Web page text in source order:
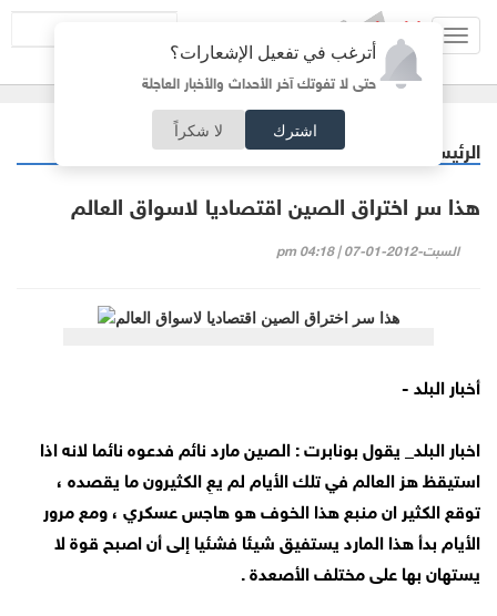
أترغب في تفعيل الإشعارات؟
حتى لا تفوتك آخر الأحداث والأخبار العاجلة
اشترك لا شكراً
الرئيسية
هذا سر اختراق الصين اقتصاديا لاسواق العالم
السبت-2012-01-07 | 04:18 pm
أخبار البلد -
اخبار البلد_ يقول بونابرت : الصين مارد نائم فدعوه نائما لانه اذا
استيقظ هز العالم في تلك الأيام لم يعِ الكثيرون ما يقصده ،
توقع الكثير ان منبع هذا الخوف هو هاجس عسكري ، ومع مرور
الأيام بدأ هذا المارد يستفيق شيئا فشئيا إلى أن اصبح قوة لا
يستهان بها على مختلف الأصعدة .